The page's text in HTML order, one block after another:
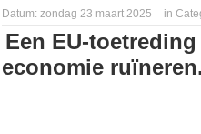
Datum: zondag 23 maart 2025 in
Een EU-
economie ruïneren.